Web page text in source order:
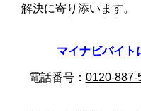
解決に寄り添います。
マイナビバイト
電話番号： 0120-887-